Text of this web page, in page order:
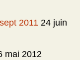
2011 24 juin
mai 2012